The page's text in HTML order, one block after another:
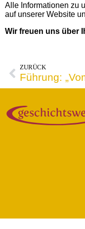
Alle Informationen zu
auf unserer Website
Wir freuen uns über
ZURÜCK